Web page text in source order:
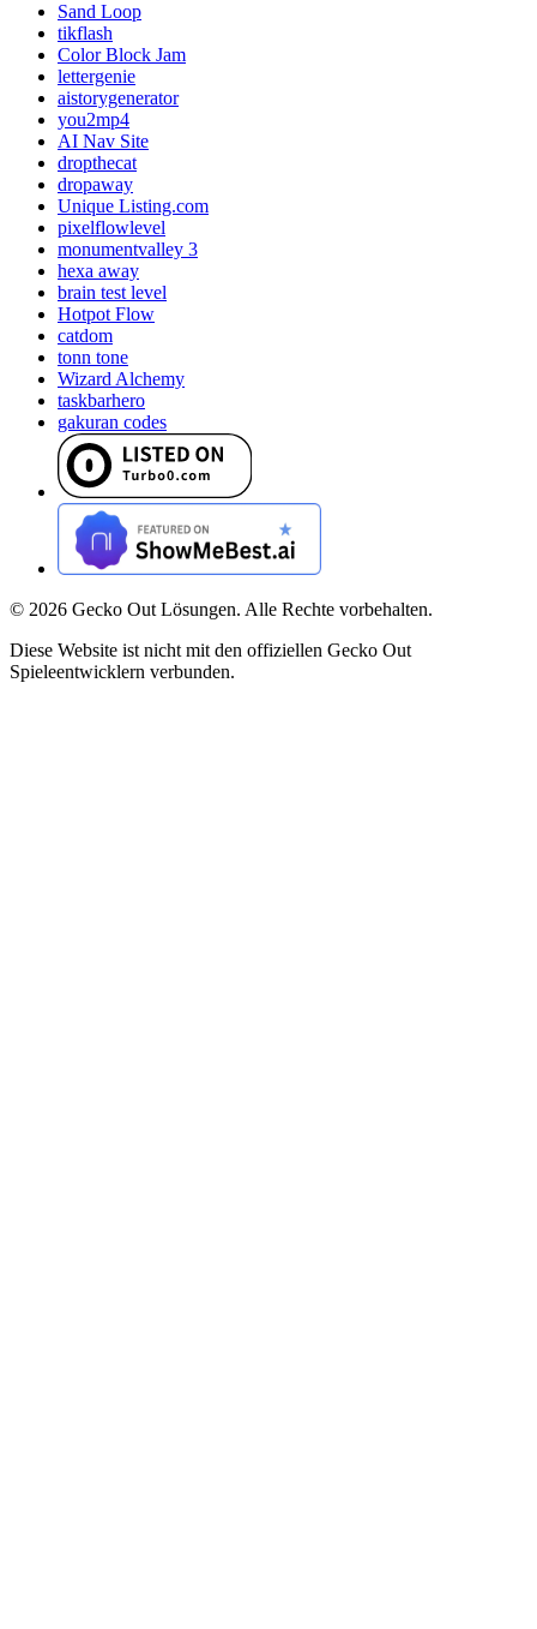
Sand Loop
tikflash
Color Block Jam
lettergenie
aistorygenerator
you2mp4
AI Nav Site
dropthecat
dropaway
Unique Listing.com
pixelflowlevel
monumentvalley 3
hexa away
brain test level
Hotpot Flow
catdom
tonn tone
Wizard Alchemy
taskbarhero
gakuran codes
© 2026 Gecko Out Lösungen. Alle Rechte vorbehalten.
Diese Website ist nicht mit den offiziellen Gecko Out
Spieleentwicklern verbunden.